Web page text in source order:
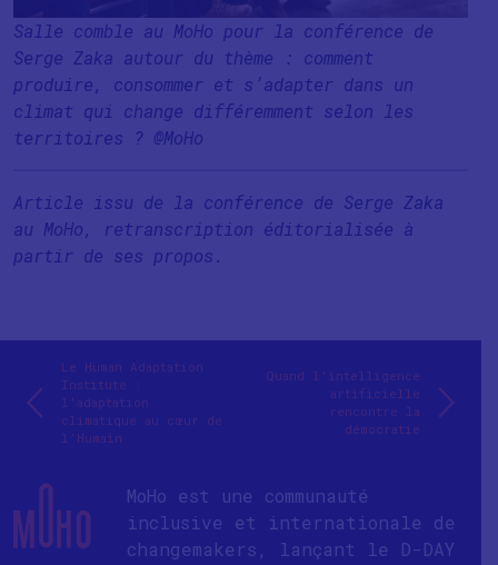
Salle comble au MoHo pour la conférence de
Serge Zaka autour du thème : comment
produire, consommer et s’adapter dans un
climat qui change différemment selon les
territoires ? @MoHo
Article issu de la conférence de Serge Zaka
au MoHo, retranscription éditorialisée à
partir de ses propos.
Le Human Adaptation
Institute :
l’adaptation
climatique au cœur de
l’Humain
Quand l’intelligence
artificielle
rencontre la
démocratie
MoHo est une communauté
inclusive et internationale de
changemakers, lançant le D-DAY